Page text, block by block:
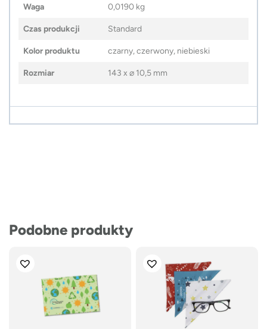
Waga 0,0190 kg
Czas produkcji Standard
Kolor produktu czarny, czerwony, niebieski
Rozmiar 143 x ⌀ 10,5 mm
Podobne produkty